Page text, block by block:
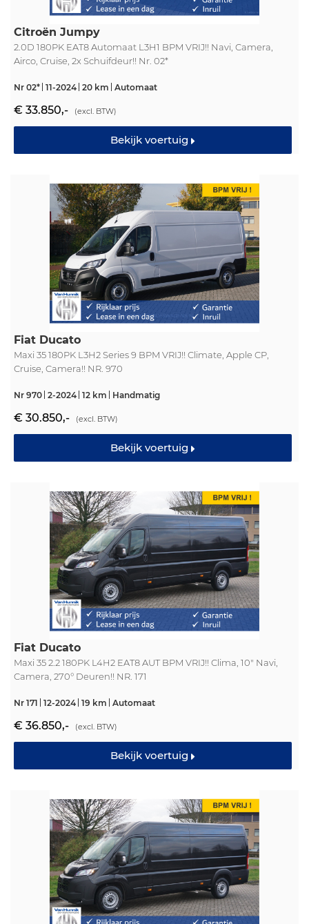
Citroën Jumpy
2.0D 180PK EAT8 Automaat L3H1 BPM VRIJ!! Navi, Camera,
Airco, Cruise, 2x Schuifdeur!! Nr. 02*
Nr 02* 11-2024 20 km Automaat
€ 33.850,- (excl. BTW)
Bekijk voertuig
Fiat Ducato
Maxi 35 180PK L3H2 Series 9 BPM VRIJ!! Climate, Apple CP,
Cruise, Camera!! NR. 970
Nr 970 2-2024 12 km Handmatig
€ 30.850,- (excl. BTW)
Bekijk voertuig
Fiat Ducato
Maxi 35 2.2 180PK L4H2 EAT8 AUT BPM VRIJ!! Clima, 10" Navi,
Camera, 270° Deuren!! NR. 171
Nr 171 12-2024 19 km Automaat
€ 36.850,- (excl. BTW)
Bekijk voertuig